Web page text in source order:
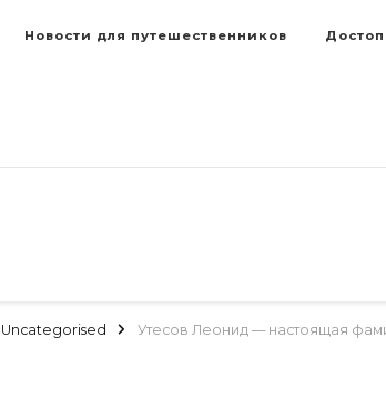
Новости для путешественников
Uncategorised Утесов Леонид — настоящая